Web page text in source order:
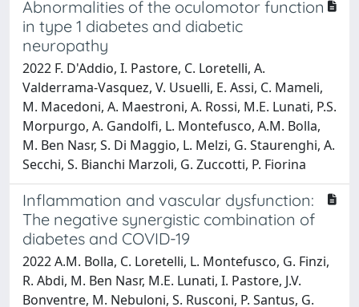
Abnormalities of the oculomotor function
in type 1 diabetes and diabetic
neuropathy
2022 F. D'Addio, I. Pastore, C. Loretelli, A.
Valderrama-Vasquez, V. Usuelli, E. Assi, C. Mameli,
M. Macedoni, A. Maestroni, A. Rossi, M.E. Lunati, P.S.
Morpurgo, A. Gandolfi, L. Montefusco, A.M. Bolla,
M. Ben Nasr, S. Di Maggio, L. Melzi, G. Staurenghi, A.
Secchi, S. Bianchi Marzoli, G. Zuccotti, P. Fiorina
Inflammation and vascular dysfunction:
The negative synergistic combination of
diabetes and COVID-19
2022 A.M. Bolla, C. Loretelli, L. Montefusco, G. Finzi,
R. Abdi, M. Ben Nasr, M.E. Lunati, I. Pastore, J.V.
Bonventre, M. Nebuloni, S. Rusconi, P. Santus, G.